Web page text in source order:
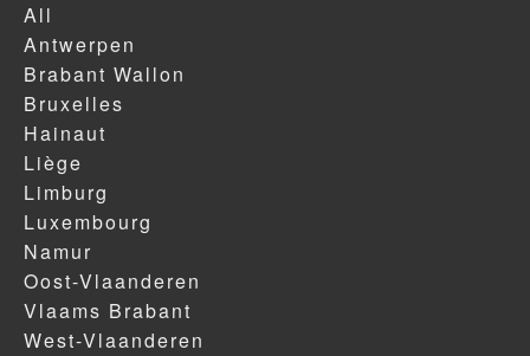
All
Antwerpen
Brabant Wallon
Bruxelles
Hainaut
Liège
Limburg
Luxembourg
Namur
Oost-Vlaanderen
Vlaams Brabant
West-Vlaanderen